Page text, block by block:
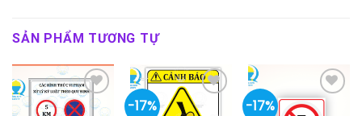
SẢN PHẨM TƯƠNG TỰ
-17% -17%